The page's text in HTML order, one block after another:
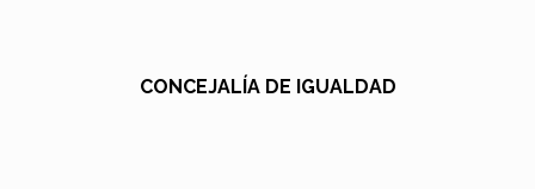
CONCEJALÍA DE IGUALDAD